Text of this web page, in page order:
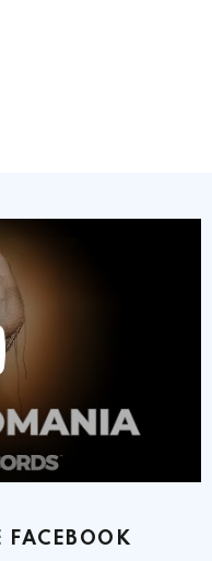
FACEBOOK